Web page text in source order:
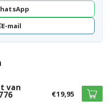
E-mail
van
€19,95